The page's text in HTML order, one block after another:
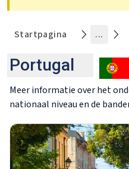
Startpagina ...
Portugal
Meer informatie over het
nationaal niveau en de